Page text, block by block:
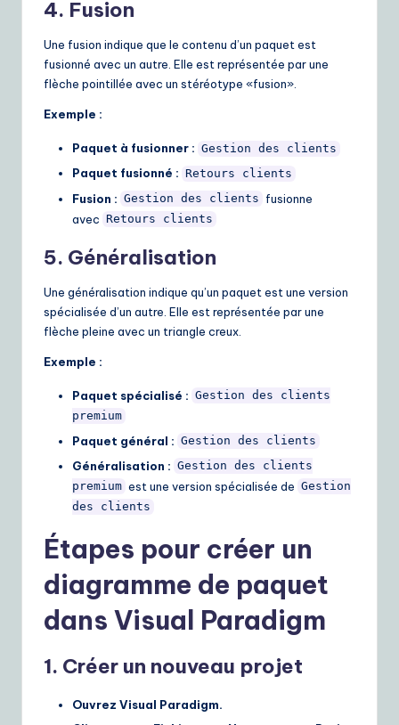
4. Fusion
Une fusion indique que le contenu d’un paquet est
fusionné avec un autre. Elle est représentée par une
flèche pointillée avec un stéréotype «fusion».
Exemple :
Paquet à fusionner : Gestion des clients
Paquet fusionné : Retours clients
Fusion : Gestion des clients fusionne
avec Retours clients
5. Généralisation
Une généralisation indique qu’un paquet est une version
spécialisée d’un autre. Elle est représentée par une
flèche pleine avec un triangle creux.
Exemple :
Paquet spécialisé : Gestion des clients
premium
Paquet général : Gestion des clients
Généralisation : Gestion des clients
premium est une version spécialisée de Gestion
des clients
Étapes pour créer un
diagramme de paquet
dans Visual Paradigm
1. Créer un nouveau projet
Ouvrez Visual Paradigm.